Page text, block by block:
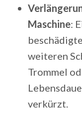
Maschine:
weiteren
Trommel
verkürzt.